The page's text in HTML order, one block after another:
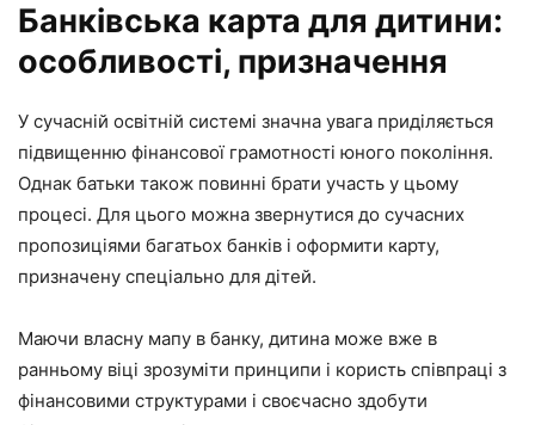
Банківська карта для дитини:
особливості, призначення
У сучасній освітній системі значна увага приділяється
підвищенню фінансової грамотності юного покоління.
Однак батьки також повинні брати участь у цьому
процесі. Для цього можна звернутися до сучасних
пропозиціями багатьох банків і оформити карту,
призначену спеціально для дітей.
Маючи власну мапу в банку, дитина може вже в
ранньому віці зрозуміти принципи і користь співпраці з
фінансовими структурами і своєчасно здобути